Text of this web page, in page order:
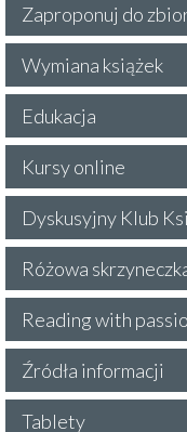
Zaproponuj do
Wymiana książek
Edukacja
Kursy online
Dyskusyjny Klub
Różowa
Reading with
Źródła informacji
Tablety